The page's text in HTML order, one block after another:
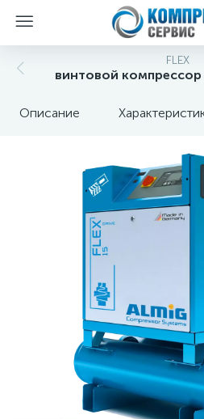
FLEX
винтовой
Описание